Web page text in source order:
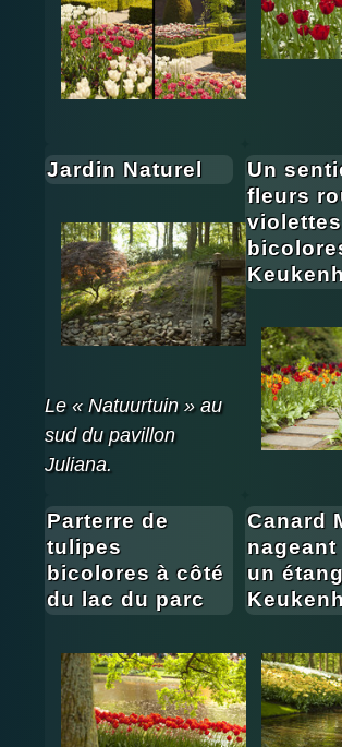
Jardin Naturel
Le « Natuurtuin » au
sud du pavillon
Juliana.
Un
fleurs
Parterre de
tulipes
bicolores à côté
du lac du parc
Canard
nageant
un